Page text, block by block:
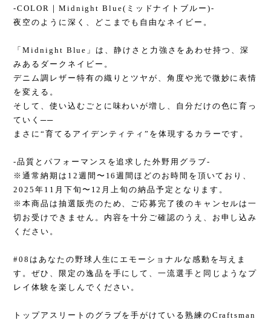
-COLOR｜Midnight Blue(ミッドナイトブルー)-
夜空のように深く、どこまでも自由なネイビー。
「Midnight Blue」は、静けさと力強さをあわせ持つ、深
みあるダークネイビー。
デニム調レザー特有の織りとツヤが、角度や光で微妙に表情
を変える。
そして、使い込むごとに味わいが増し、自分だけの色に育っ
ていく──
まさに“育てるアイデンティティ”を体現するカラーです。
-品質とパフォーマンスを追求した外野用グラブ-
※通常納期は12週間〜16週間ほどのお時間を頂いており、
2025年11月下旬〜12月上旬の納品予定となります。
※本商品は抽選販売のため、ご応募完了後のキャンセルは一
切お受けできません。内容を十分ご確認のうえ、お申し込み
ください。
#08はあなたの野球人生にエモーショナルな感動を与えま
す。ぜひ、限定の逸品を手にして、一流選手と同じようなプ
レイ体験を楽しんでください。
トップアスリートのグラブを手がけている熟練のCraftsman